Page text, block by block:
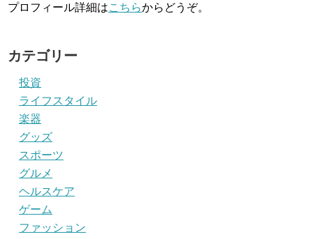
プロフィール詳細はこちらからどうぞ。
カテゴリー
投資
ライフスタイル
楽器
グッズ
スポーツ
グルメ
ヘルスケア
ゲーム
ファッション